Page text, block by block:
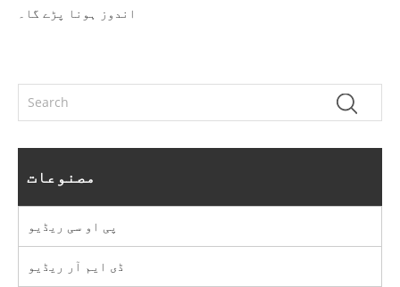
اندوز ہونا پڑے گا۔
مصنوعات
پی او سی ریڈیو
ڈی ایم آر ریڈیو